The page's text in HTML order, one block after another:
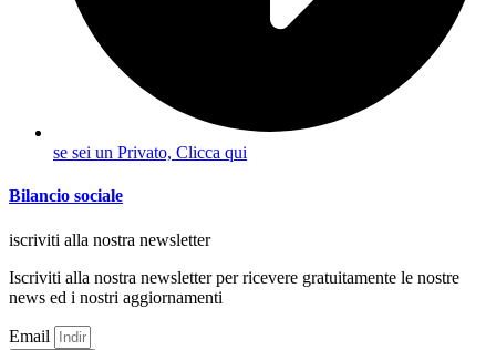
se sei un Privato, Clicca qui
Bilancio sociale
iscriviti alla nostra newsletter
Iscriviti alla nostra newsletter per ricevere gratuitamente le nostre
news ed i nostri aggiornamenti
Email